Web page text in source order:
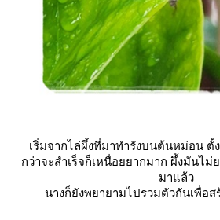
เริ่มจากไล่ผึ้งที่มาทำรังบนต้นหม่อน
กว่าจะสำเร็จก็เหนื่อยยากมาก ผึ้งมันไ
มาแล้ว
นางก็ยังพยายามไปรวมตัวกันเพื่อส